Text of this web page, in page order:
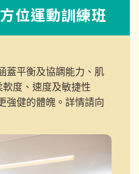
位運動訓練班
蓋平衡及協調能力、肌
度、速度及敏捷性
強健的體魄。詳情請向